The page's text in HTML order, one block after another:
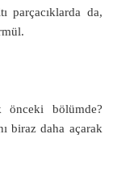
parçacıklarda da,
önceki bölümde?
biraz daha açarak